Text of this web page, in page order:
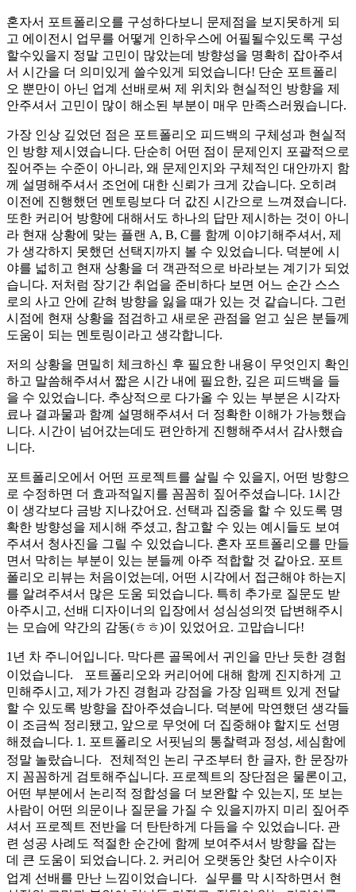
혼자서 포트폴리오를 구성하다보니 문제점을 보지못하게 되
고 에이전시 업무를 어떻게 인하우스에 어필될수있도록 구성
할수있을지 정말 고민이 많았는데 방향성을 명확히 잡아주셔
서 시간을 더 의미있게 쓸수있게 되었습니다! 단순 포트폴리
오 뿐만이 아닌 업계 선배로써 제 위치와 현실적인 방향을 제
안주셔서 고민이 많이 해소된 부분이 매우 만족스러웠습니다.
가장 인상 깊었던 점은 포트폴리오 피드백의 구체성과 현실적
인 방향 제시였습니다. 단순히 어떤 점이 문제인지 포괄적으로
짚어주는 수준이 아니라, 왜 문제인지와 구체적인 대안까지 함
께 설명해주셔서 조언에 대한 신뢰가 크게 갔습니다. 오히려
이전에 진행했던 멘토링보다 더 값진 시간으로 느껴졌습니다.
또한 커리어 방향에 대해서도 하나의 답만 제시하는 것이 아니
라 현재 상황에 맞는 플랜 A, B, C를 함께 이야기해주셔서, 제
가 생각하지 못했던 선택지까지 볼 수 있었습니다. 덕분에 시
야를 넓히고 현재 상황을 더 객관적으로 바라보는 계기가 되었
습니다. 저처럼 장기간 취업을 준비하다 보면 어느 순간 스스
로의 사고 안에 갇혀 방향을 잃을 때가 있는 것 같습니다. 그런
시점에 현재 상황을 점검하고 새로운 관점을 얻고 싶은 분들께
도움이 되는 멘토링이라고 생각합니다.
저의 상황을 면밀히 체크하신 후 필요한 내용이 무엇인지 확인
하고 말씀해주셔서 짧은 시간 내에 필요한, 깊은 피드백을 들
을 수 있었습니다. 추상적으로 다가올 수 있는 부분은 시각자
료나 결과물과 함꼐 설명해주셔서 더 정확한 이해가 가능했습
니다. 시간이 넘어갔는데도 편안하게 진행해주셔서 감사했습
니다.
포트폴리오에서 어떤 프로젝트를 살릴 수 있을지, 어떤 방향으
로 수정하면 더 효과적일지를 꼼꼼히 짚어주셨습니다. 1시간
이 생각보다 금방 지나갔어요. 선택과 집중을 할 수 있도록 명
확한 방향성을 제시해 주셨고, 참고할 수 있는 예시들도 보여
주셔서 청사진을 그릴 수 있었습니다. 혼자 포트폴리오를 만들
면서 막히는 부분이 있는 분들께 아주 적합할 것 같아요. 포트
폴리오 리뷰는 처음이었는데, 어떤 시각에서 접근해야 하는지
를 알려주셔서 많은 도움 되었습니다. 특히 추가로 질문도 받
아주시고, 선배 디자이너의 입장에서 성심성의껏 답변해주시
는 모습에 약간의 감동(ㅎㅎ)이 있었어요. 고맙습니다!
1년 차 주니어입니다. 막다른 골목에서 귀인을 만난 듯한 경험
이었습니다. 포트폴리오와 커리어에 대해 함께 진지하게 고
민해주시고, 제가 가진 경험과 강점을 가장 임팩트 있게 전달
할 수 있도록 방향을 잡아주셨습니다. 덕분에 막연했던 생각들
이 조금씩 정리됐고, 앞으로 무엇에 더 집중해야 할지도 선명
해졌습니다. 1. 포트폴리오 서핏님의 통찰력과 정성, 세심함에
정말 놀랐습니다. 전체적인 논리 구조부터 한 글자, 한 문장까
지 꼼꼼하게 검토해주십니다. 프로젝트의 장단점은 물론이고,
어떤 부분에서 논리적 정합성을 더 보완할 수 있는지, 또 보는
사람이 어떤 의문이나 질문을 가질 수 있을지까지 미리 짚어주
셔서 프로젝트 전반을 더 탄탄하게 다듬을 수 있었습니다. 관
련 성공 사례도 적절한 순간에 함께 보여주셔서 방향을 잡는
데 큰 도움이 되었습니다. 2. 커리어 오랫동안 찾던 사수이자
업계 선배를 만난 느낌이었습니다. 실무를 막 시작하면서 현